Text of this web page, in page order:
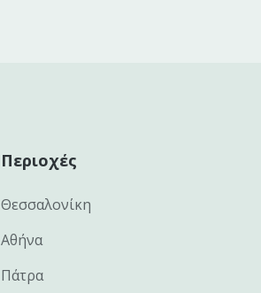
Περιοχές
Θεσσαλονίκη
Αθήνα
Πάτρα